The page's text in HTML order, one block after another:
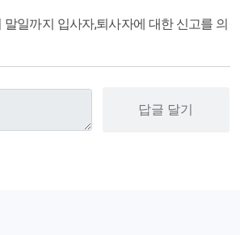
일까지 입사자,퇴사자에 대한 신고를 의
답글 달기